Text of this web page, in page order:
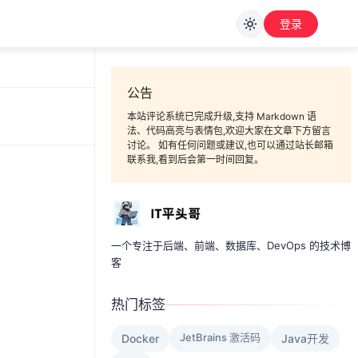
登录
公告
本站评论系统已完成升级,支持 Markdown 语
法、代码高亮与表情包,欢迎大家在文章下方留言
讨论。 如有任何问题或建议,也可以通过站长邮箱
联系我,看到后会第一时间回复。
一个专注于后端、前端、数据库、DevOps 的技术博
客
热门标签
Docker JetBrains 激活码 Java开发